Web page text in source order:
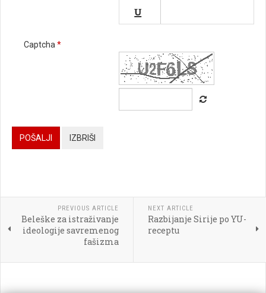




Captcha *
POŠALJI IZBRIŠI
PREVIOUS ARTICLE
Beleške za istraživanje
ideologije savremenog
fašizma
NEXT ARTICLE
Razbijanje Sirije po YU-
receptu